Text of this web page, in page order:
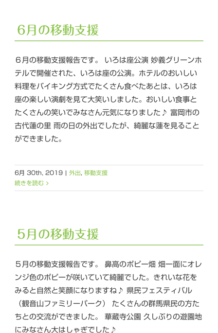
6月の移動支援
６月の移動支援報告です。 いろは座公演 妙義グリーンホ
テルで開催された、いろは座の公演。ホテルのおいしい
料理をバイキング方式でたくさん食べたあとは、いろは
座の楽しい演劇を見て大笑いしました。おいしい食事と
たくさんの笑いでみなさん元気になりました♪ 富岡市の
古代蓮の里 雨の日の外出でしたが、綺麗な蓮を見ること
ができました。
6月 30th, 2019 | 外出
移動支援
続きを読む
5月の移動支援
５月の移動支援報告です。 鼻高のポピー畑 畑一面にオレ
ンジ色のポピーが咲いていて綺麗でした。きれいな花を
みると自然と笑顔になりますね♪ 県民フェスティバル
（観音山ファミリーパーク） たくさんの群馬県民の方た
ちとの交流ができました。 華蔵寺公園 久しぶりの遊園地
にみなさん大はしゃぎでした♪